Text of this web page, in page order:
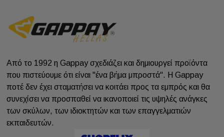
Από το 1992 η Gappay σχεδιάζει και δημιουργεί προϊόντα
που πιστεύουμε ότι είναι "ένα βήμα μπροστά". Η Gappay
ποτέ δεν έχει σταματήσει να κοιτάει προς τα εμπρός και θα
συνεχίσει να προσπαθεί να ικανοποιεί τις υψηλές ανάγκες
των σκύλων, των ιδιοκτητών και των επαγγελματιών
εκπαιδευτών.